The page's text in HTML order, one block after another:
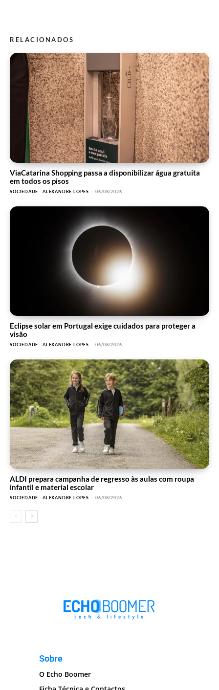
RELACIONADOS
ViaCatarina Shopping passa a disponibilizar água gratuita
em todos os pisos
SOCIEDADE ALEXANDRE LOPES - 06/08/2026
Eclipse solar em Portugal exige cuidados para proteger a
visão
SOCIEDADE ALEXANDRE LOPES - 06/08/2026
ALDI prepara campanha de regresso às aulas com roupa
infantil e material escolar
SOCIEDADE ALEXANDRE LOPES - 06/08/2026
Sobre
O Echo Boomer